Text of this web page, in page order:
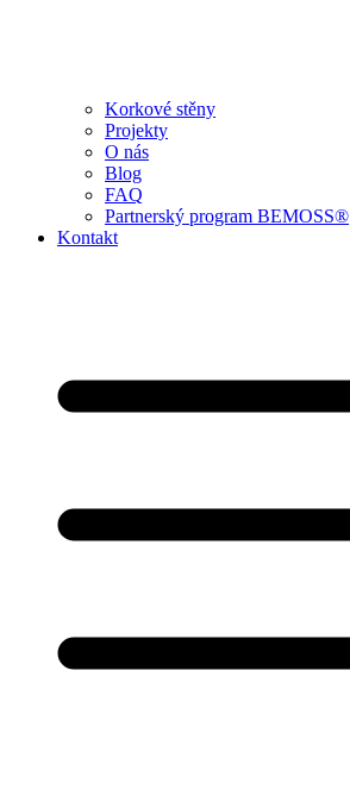
Korkové stěny
Projekty
O nás
Blog
FAQ
Partnerský program BEMOSS®
Kontakt